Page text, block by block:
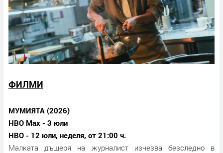
ФИЛМИ
МУМИЯТА (2026)
HBO Max - 3 юли
HBO - 12 юли, неделя, от 21:00 ч.
Малката дъщеря на журналист изчезва безследно в